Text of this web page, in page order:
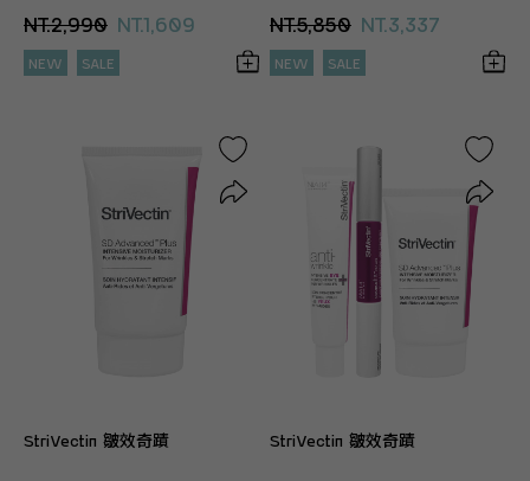
NT.2,990 NT.1,609
NEW SALE
NT.5,850 NT.3,337
NEW SALE
StriVectin 皺效奇蹟 StriVectin 皺效奇蹟